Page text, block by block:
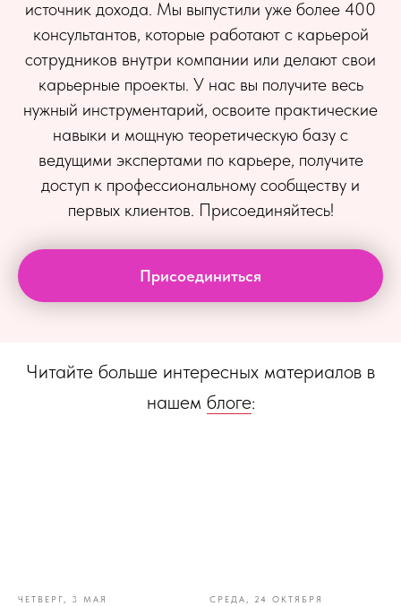
источник дохода. Мы выпустили уже более 400
консультантов, которые работают с карьерой
сотрудников внутри компании или делают свои
карьерные проекты. У нас вы получите весь
нужный инструментарий, освоите практические
навыки и мощную теоретическую базу с
ведущими экспертами по карьере, получите
доступ к профессиональному сообществу и
первых клиентов. Присоединяйтесь!
Присоединиться
Читайте больше интересных материалов в
нашем блоге:
ЧЕТВЕРГ, 3 МАЯ СРЕДА, 24 ОКТЯБРЯ